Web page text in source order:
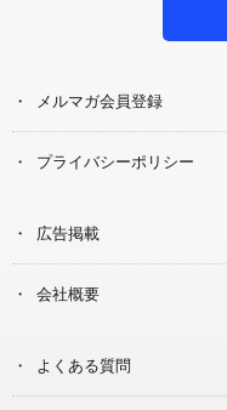
メルマガ会員登録
プライバシーポリシー
広告掲載
会社概要
よくある質問